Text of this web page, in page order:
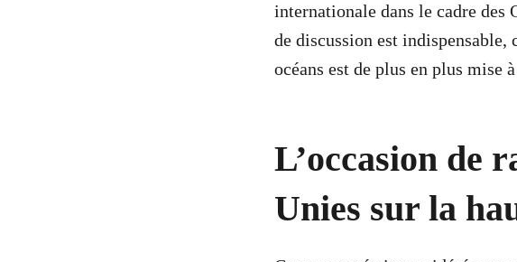
internationale dans le cadre des
de discussion est
océans est de plus en plus mise
L’occasion de
Unies sur la